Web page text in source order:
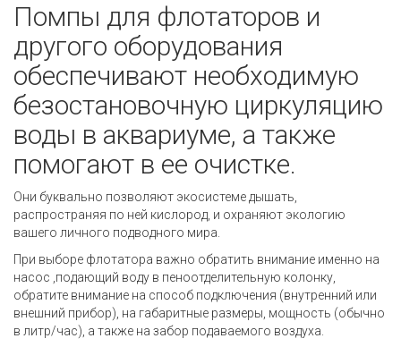
Помпы для флотаторов и
другого оборудования
обеспечивают необходимую
безостановочную циркуляцию
воды в аквариуме, а также
помогают в ее очистке.
Они буквально позволяют экосистеме дышать,
распространяя по ней кислород, и охраняют экологию
вашего личного подводного мира.
При выборе флотатора важно обратить внимание именно на
насос ,подающий воду в пеноотделительную колонку,
обратите внимание на способ подключения (внутренний или
внешний прибор), на габаритные размеры, мощность (обычно
в литр/час), а также на забор подаваемого воздуха.